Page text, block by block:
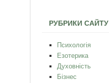
РУБРИКИ САЙТУ
Психологія
Езотерика
Духовність
Бізнес